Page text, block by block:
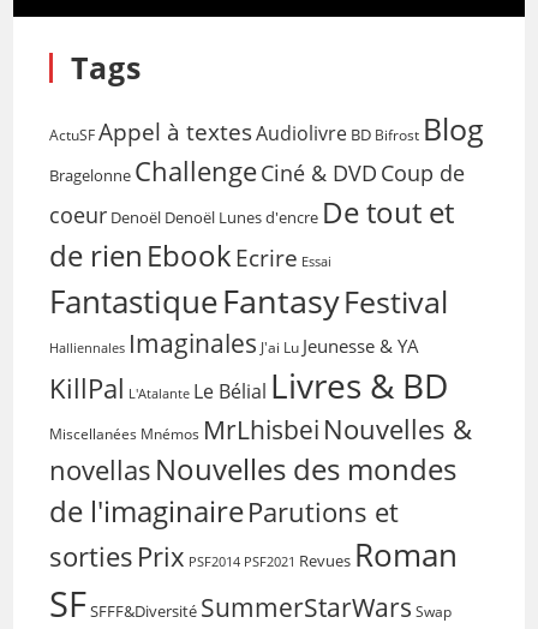
Tags
ActuSF Appel à textesAudiolivre BD Bifrost Blog
Bragelonne ChallengeCiné & DVD Coup de
coeur Denoël Denoël Lunes d'encre De tout et
de rien EbookEcrire Essai
FantastiqueFantasyFestival
Halliennales Imaginales J'ai Lu Jeunesse & YA
KillPal L'Atalante Le Bélial Livres & BD
Miscellanées Mnémos MrLhisbei Nouvelles &
novellas Nouvelles des mondes
de l'imaginaireParutions et
sorties Prix PSF2014 PSF2021 Revues Roman
SFSFFF&Diversité SummerStarWars Swap